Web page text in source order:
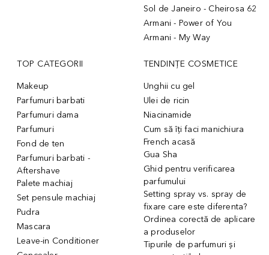
Sol de Janeiro - Cheirosa 62
Armani - Power of You
Armani - My Way
TOP CATEGORII
Makeup
Parfumuri barbati
Parfumuri dama
Parfumuri
Fond de ten
Parfumuri barbati -
Aftershave
Palete machiaj
Set pensule machiaj
Pudra
Mascara
Leave-in Conditioner
TENDINȚE COSMETICE
Unghii cu gel
Ulei de ricin
Niacinamide
Cum să îți faci manichiura
French acasă
Gua Sha
Ghid pentru verificarea
parfumului
Setting spray vs. spray de
fixare care este diferenta?
Ordinea corectă de aplicare
a produselor
Tipurile de parfumuri și